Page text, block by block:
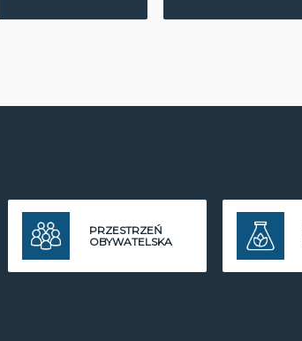
PRZESTRZEŃ
OBYWATELSKA